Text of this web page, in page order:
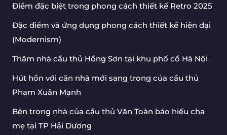
Điểm đặc biệt trong phong cách thiết kế Retro 2025
Đặc điểm và ứng dụng phong cách thiết kế hiện đại
(Modernism)
Thăm nhà cầu thủ Hồng Sơn tại khu phố cổ Hà Nội
Hút hồn với căn nhà mới sang trọng của cầu thủ
Phạm Xuân Mạnh
Bên trong nhà của cầu thủ Văn Toàn báo hiếu cha
mẹ tại TP Hải Dương